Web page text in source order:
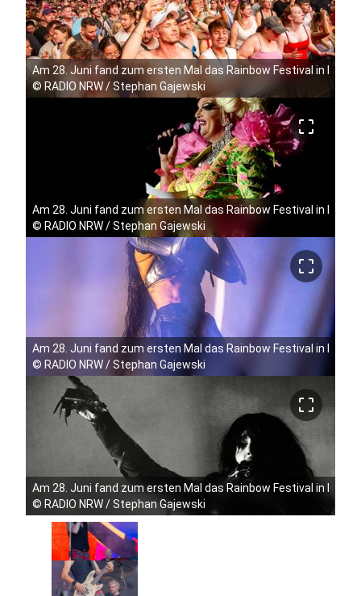
Am 28. Juni fand zum ersten Mal das Rainbow Festival in
© RADIO NRW / Stephan Gajewski
crop_free
Am 28. Juni fand zum ersten Mal das Rainbow Festival in
© RADIO NRW / Stephan Gajewski
crop_free
Am 28. Juni fand zum ersten Mal das Rainbow Festival in
© RADIO NRW / Stephan Gajewski
crop_free
Am 28. Juni fand zum ersten Mal das Rainbow Festival in
© RADIO NRW / Stephan Gajewski